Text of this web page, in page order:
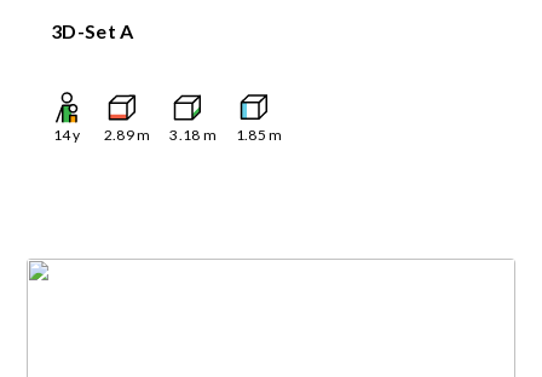
3D-Set A
14y 2.89m 3.18 m 1.85 m